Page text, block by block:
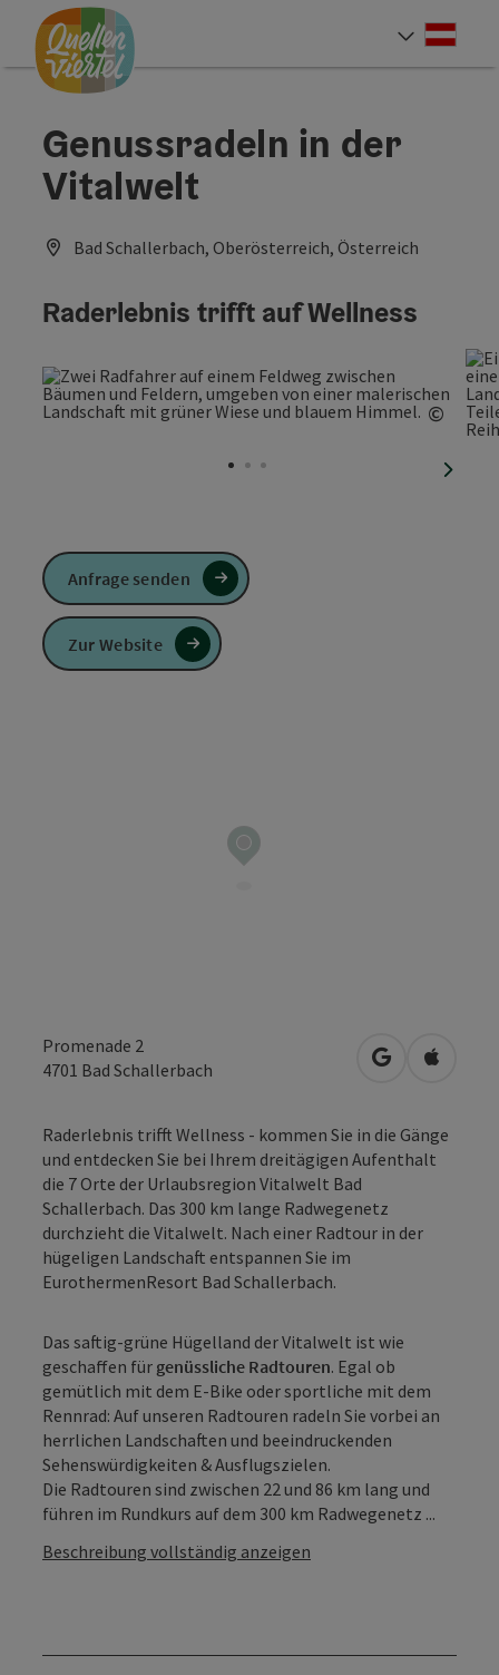
Zum Inhalt
Zur Navigation
Zum Seitenanfang
Genussradeln in der
Vitalwelt
Bad Schallerbach, Oberösterreich, Österreich
Raderlebnis trifft auf Wellness
©
Promenade 2
4701 Bad Schallerbach in Google
in
Raderlebnis trifft Wellness - kommen Sie in die Gänge
und entdecken Sie bei Ihrem dreitägigen Aufenthalt
die 7 Orte der Urlaubsregion Vitalwelt Bad
Schallerbach. Das 300 km lange Radwegenetz
durchzieht die Vitalwelt. Nach einer Radtour in der
hügeligen Landschaft entspannen Sie im
EurothermenResort Bad Schallerbach.
Das saftig-grüne Hügelland der Vitalwelt ist wie
geschaffen für genüssliche Radtouren. Egal ob
gemütlich mit dem E-Bike oder sportliche mit dem
Rennrad: Auf unseren Radtouren radeln Sie vorbei an
herrlichen Landschaften und beeindruckenden
Sehenswürdigkeiten & Ausflugszielen.
Die Radtouren sind zwischen 22 und 86 km lang und
führen im Rundkurs auf dem 300 km Radwegenetz ...
Beschreibung vollständig anzeigen
Anfrage senden
Zur Website